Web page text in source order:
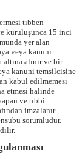
tıbben
kuruluşunca 15 inci
yer alan
veya kanuni
alınır ve bir
kanuni temsilcisine
kabul edilmemesi
etmesi halinde
ve tıbbi
imzalanır.
sorumludur.